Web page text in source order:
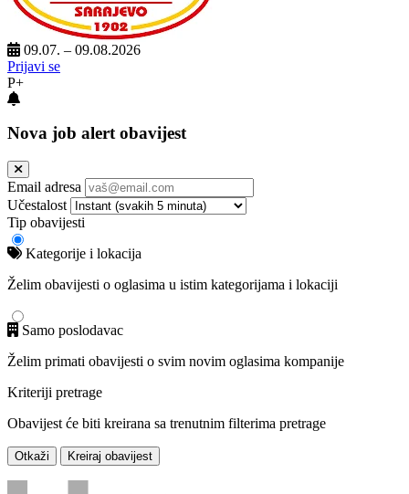
09.07. – 09.08.2026
Prijavi se
P+
Nova job alert obavijest
Email adresa
Učestalost
Tip obavijesti
Kategorije i lokacija
Želim obavijesti o oglasima u istim kategorijama i lokaciji
Samo poslodavac
Želim primati obavijesti o svim novim oglasima kompanije
Kriteriji pretrage
Obavijest će biti kreirana sa trenutnim filterima pretrage
Otkaži Kreiraj obavijest